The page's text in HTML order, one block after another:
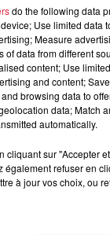
la plateforme
biomarqueurs
cliniques.
donc
le diagnostic
des autres
à l'hôpital de
une
corps. Les
do the following data
Use limited data
Measure
of data from different
content; Use
and content;
browsing data to
data; Match
automatically.
cliquant sur "Accepter
également refuser en
à jour vos choix, ou